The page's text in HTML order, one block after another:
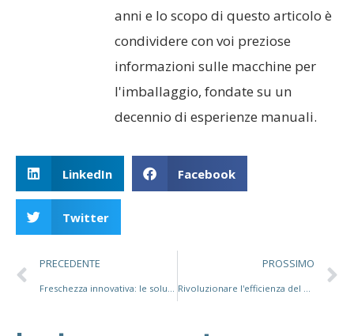
anni e lo scopo di questo articolo è
condividere con voi preziose
informazioni sulle macchine per
l'imballaggio, fondate su un
decennio di esperienze manuali.
LinkedIn Facebook
Twitter
PRECEDENTE
Freschezza innovativa: le soluzioni MAP di PacMastery trasformano l'imballaggio alimentare
PROSSIMO
Rivoluzionare l'efficienza del confezionamento con macchine confezionatrici avanzate